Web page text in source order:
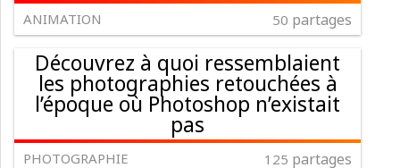
ANIMATION 50 partages
Découvrez à quoi ressemblaient
les photographies retouchées à
l’époque où Photoshop n’existait
pas
PHOTOGRAPHIE 125 partages